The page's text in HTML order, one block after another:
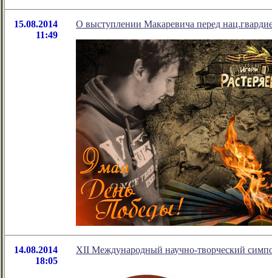
15.08.2014
11:49
О выступлении Макаревича перед
14.08.2014
18:05
XII Международный научно-творческий